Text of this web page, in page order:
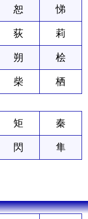
恕 悌
荻 莉
朔 桧
柴 栖
矩 秦
閃 隼